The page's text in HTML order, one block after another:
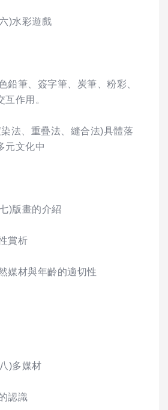
)水彩遊戲
鉛筆、簽字筆、炭筆、粉彩、
作用。
法、重疊法、縫合法)具體落
元文化中
)版畫的介紹
賞析
媒材與年齡的適切性
)多媒材
認識